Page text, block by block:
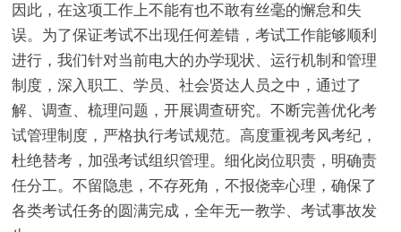
因此，在这项工作上不能有也不敢有丝毫的懈怠和失
误。为了保证考试不出现任何差错，考试工作能够顺利
进行，我们针对当前电大的办学现状、运行机制和管理
制度，深入职工、学员、社会贤达人员之中，通过了
解、调查、梳理问题，开展调查研究。不断完善优化考
试管理制度，严格执行考试规范。高度重视考风考纪，
杜绝替考，加强考试组织管理。细化岗位职责，明确责
任分工。不留隐患，不存死角，不报侥幸心理，确保了
各类考试任务的圆满完成，全年无一教学、考试事故发